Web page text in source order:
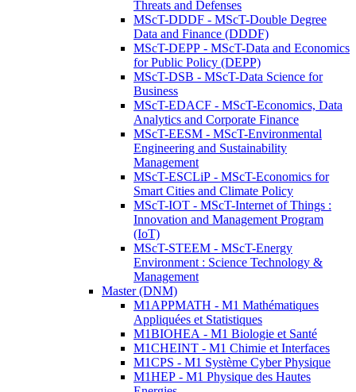
Threats and Defenses
MScT-DDDF - MScT-Double Degree
Data and Finance (DDDF)
MScT-DEPP - MScT-Data and Economics
for Public Policy (DEPP)
MScT-DSB - MScT-Data Science for
Business
MScT-EDACF - MScT-Economics, Data
Analytics and Corporate Finance
MScT-EESM - MScT-Environmental
Engineering and Sustainability
Management
MScT-ESCLiP - MScT-Economics for
Smart Cities and Climate Policy
MScT-IOT - MScT-Internet of Things :
Innovation and Management Program
(IoT)
MScT-STEEM - MScT-Energy
Environment : Science Technology &
Management
Master (DNM)
M1APPMATH - M1 Mathématiques
Appliquées et Statistiques
M1BIOHEA - M1 Biologie et Santé
M1CHEINT - M1 Chimie et Interfaces
M1CPS - M1 Système Cyber Physique
M1HEP - M1 Physique des Hautes